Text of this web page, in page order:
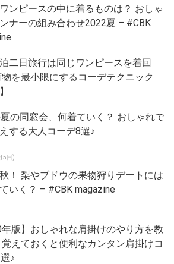
ンピースの中に着るものは？ おしゃ
ナーの組み合わせ2022夏 – #CBK
二日旅行は同じワンピースを着回
物を最小限にするコーデテクニック
の同窓会、何着ていく？ おしゃれで
えする大人コーデ8選♪
5日)
！ 梨やブドウの果物狩りデートには
いく？ – #CBK magazine
年版】おしゃれな肩掛けのやり方を教
覚えておくと便利なカンタン肩掛けコ
♪